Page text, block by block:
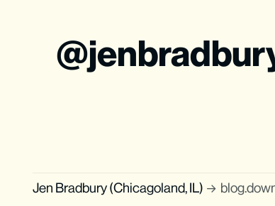
Jen Bradbury (Chicagoland, IL)